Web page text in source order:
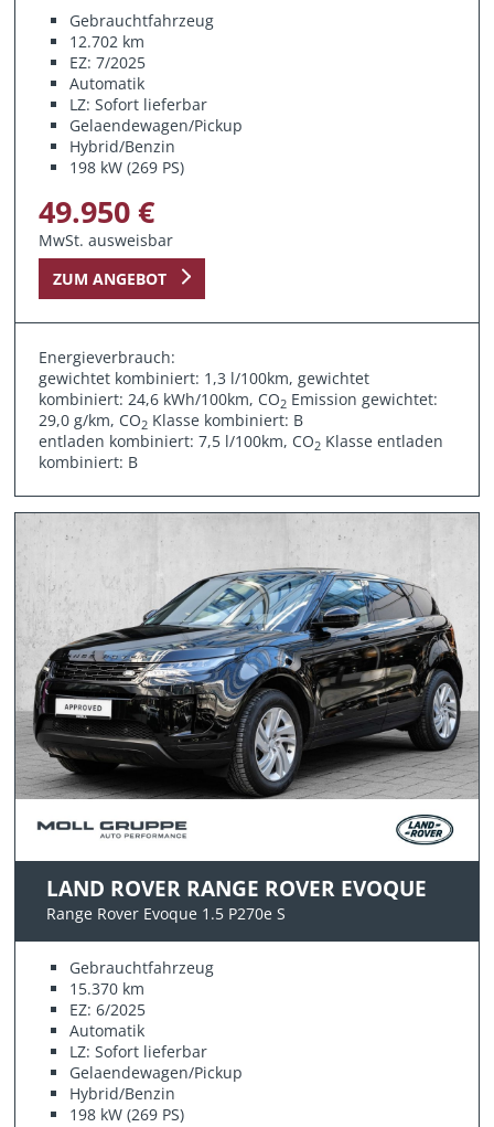
Gebrauchtfahrzeug
12.702 km
EZ: 7/2025
Automatik
LZ: Sofort lieferbar
Gelaendewagen/Pickup
Hybrid/Benzin
198 kW (269 PS)
49.950 €
MwSt. ausweisbar
ZUM ANGEBOT
Energieverbrauch:
gewichtet kombiniert: 1,3 l/100km, gewichtet
kombiniert: 24,6 kWh/100km, CO2 Emission gewichtet:
29,0 g/km, CO2 Klasse kombiniert: B
entladen kombiniert: 7,5 l/100km, CO2 Klasse entladen
kombiniert: B
LAND ROVER RANGE ROVER EVOQUE
Range Rover Evoque 1.5 P270e S
Gebrauchtfahrzeug
15.370 km
EZ: 6/2025
Automatik
LZ: Sofort lieferbar
Gelaendewagen/Pickup
Hybrid/Benzin
198 kW (269 PS)